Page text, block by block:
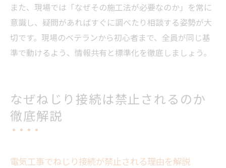
また、現場では「なぜその施工法が必要なのか」を常に
意識し、疑問があればすぐに調べたり相談する姿勢が大
切です。現場のベテランから初心者まで、全員が同じ基
準で動けるよう、情報共有と標準化を徹底しましょう。
なぜねじり接続は禁止されるのか
徹底解説
電気工事でねじり接続が禁止される理由を解説